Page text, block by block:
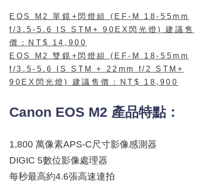
EOS M2 單鏡+閃燈組 (EF-M 18-55mm
f/3.5-5.6 IS STM+ 90EX閃光燈) 建議售
價：NT$ 14,900
EOS M2 雙鏡+閃燈組 (EF-M 18-55mm
f/3.5-5.6 IS STM + 22mm f/2 STM+
90EX閃光燈) 建議售價：NT$ 18,900
Canon EOS M2 產品特點：
1,800 萬像素APS-C尺寸影像感測器
DIGIC 5數位影像處理器
每秒最高約4.6張高速連拍